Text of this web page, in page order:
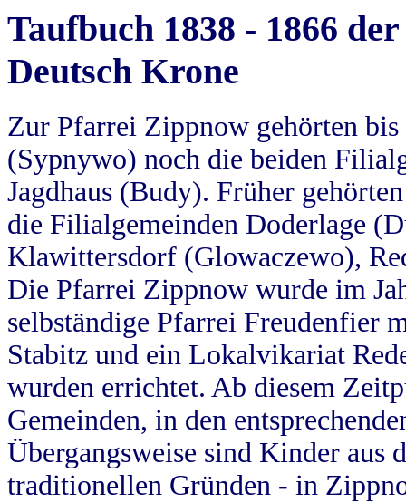
Taufbuch 1838 - 1866
Deutsch Krone
Zur Pfarrei Zippnow gehörten
(Sypnywo) noch die beiden
Jagdhaus (Budy). Früher
die Filialgemeinden Doderlage
Klawittersdorf (Glowaczewo),
Die Pfarrei Zippnow wurde im
selbständige Pfarrei Freudenfier
Stabitz und ein Lokalvikariat
wurden errichtet. Ab diesem
Gemeinden, in den
Übergangsweise sind Kinder aus
traditionellen Gründen - in